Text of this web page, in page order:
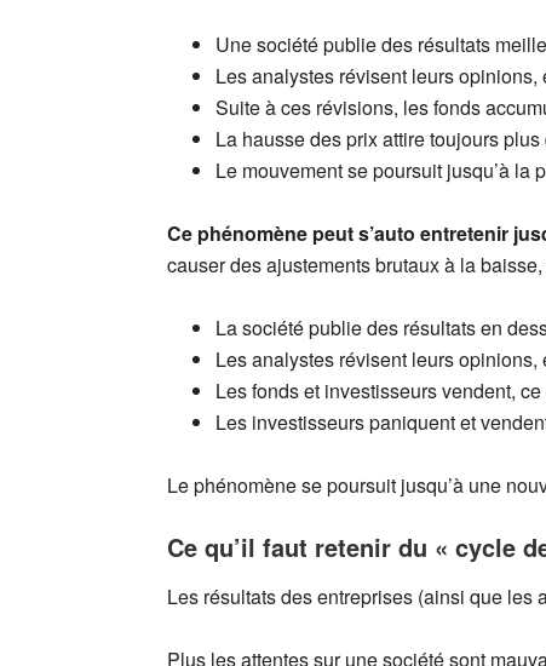
Une société publie des résultats
Les analystes révisent leurs
Suite à ces révisions, les fonds
La hausse des prix attire toujours
Le mouvement se poursuit jusqu’à la
Ce phénomène peut s’auto entretenir
causer des ajustements brutaux à la
La société publie des résultats en
Les analystes révisent leurs
Les fonds et investisseurs vendent,
Les investisseurs paniquent et
Le phénomène se poursuit jusqu’à une
Ce qu’il faut retenir du « cycle
Les résultats des entreprises (ainsi que les
Plus les attentes sur une société sont